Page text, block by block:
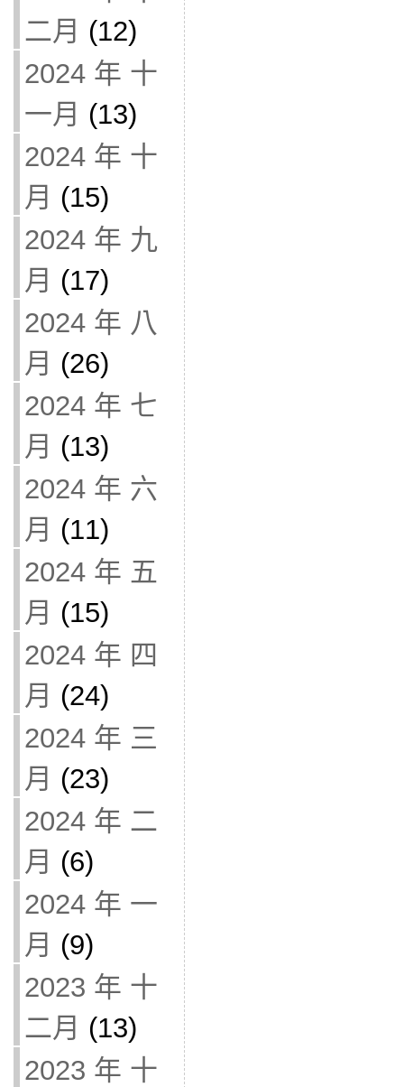
二月 (12)
2024 年 十
一月 (13)
2024 年 十
月 (15)
2024 年 九
月 (17)
2024 年 八
月 (26)
2024 年 七
月 (13)
2024 年 六
月 (11)
2024 年 五
月 (15)
2024 年 四
月 (24)
2024 年 三
月 (23)
2024 年 二
月 (6)
2024 年 一
月 (9)
2023 年 十
二月 (13)
2023 年 十